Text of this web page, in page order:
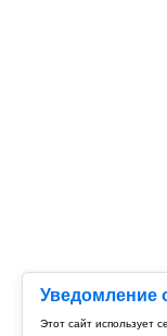
Уведомление
Этот сайт использует